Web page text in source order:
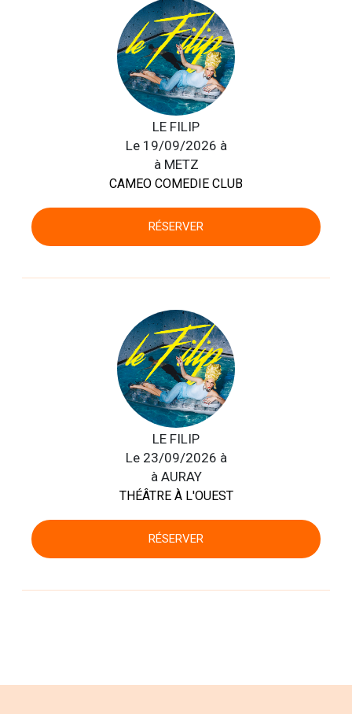
LE FILIP
Le 19/09/2026 à
à METZ
CAMEO COMEDIE CLUB
RÉSERVER
LE FILIP
Le 23/09/2026 à
à AURAY
THÉÂTRE À L'OUEST
RÉSERVER